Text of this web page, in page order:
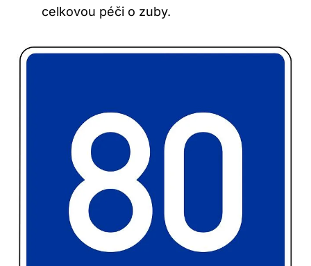
celkovou péči o zuby.